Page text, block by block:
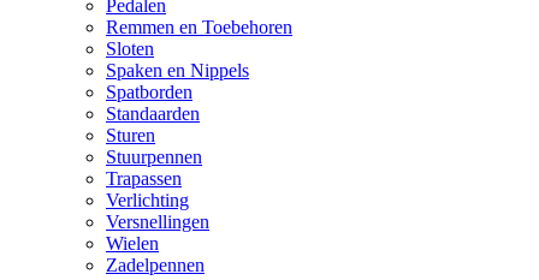
Pedalen
Remmen en Toebehoren
Sloten
Spaken en Nippels
Spatborden
Standaarden
Sturen
Stuurpennen
Trapassen
Verlichting
Versnellingen
Wielen
Zadelpennen